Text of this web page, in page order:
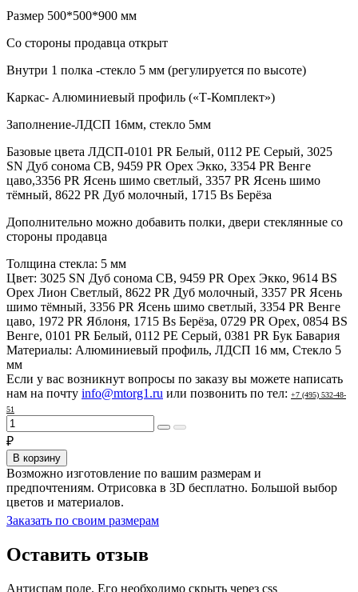
Размер 500*500*900 мм
Со стороны продавца открыт
Внутри 1 полка -стекло 5 мм (регулируется по высоте)
Каркас- Алюминиевый профиль («Т-Комплект»)
Заполнение-ЛДСП 16мм, стекло 5мм
Базовые цвета ЛДСП-0101 PR Белый, 0112 PE Серый, 3025
SN Дуб сонома СВ, 9459 PR Орех Экко, 3354 PR Венге
цаво,3356 PR Ясень шимо светлый, 3357 PR Ясень шимо
тёмный, 8622 PR Дуб молочный, 1715 Bs Берёза
Дополнительно можно добавить полки, двери стеклянные со
стороны продавца
Толщина стекла: 5 мм
Цвет: 3025 SN Дуб сонома СВ, 9459 PR Орех Экко, 9614 BS
Орех Лион Светлый, 8622 PR Дуб молочный, 3357 PR Ясень
шимо тёмный, 3356 PR Ясень шимо светлый, 3354 PR Венге
цаво, 1972 PR Яблоня, 1715 Bs Берёза, 0729 PR Орех, 0854 BS
Венге, 0101 PR Белый, 0112 PE Серый, 0381 PR Бук Бавария
Материалы: Алюминиевый профиль, ЛДСП 16 мм, Стекло 5
мм
Если у вас возникнут вопросы по заказу вы можете написать
нам на почту info@mtorg1.ru или позвонить по тел: +7 (495) 532-48-
51
₽
В корзину
Возможно изготовление по вашим размерам и
предпочтениям. Отрисовка в 3D бесплатно. Большой выбор
цветов и материалов.
Заказать по своим размерам
Оставить отзыв
Антиспам поле. Его необходимо скрыть через css